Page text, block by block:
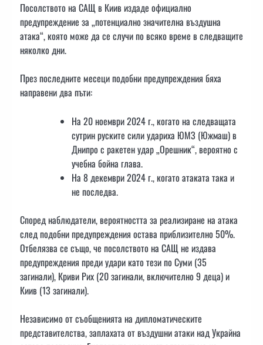
Посолството на САЩ в Киив издаде официално
предупреждение за „потенциално значителна въздушна
атака“, която може да се случи по всяко време в следващите
няколко дни.
През последните месеци подобни предупреждения бяха
направени два пъти:
На 20 ноември 2024 г., когато на следващата
сутрин руските сили удариха ЮМЗ (Южмаш) в
Днипро с ракетен удар „Орешник“, вероятно с
учебна бойна глава.
На 8 декември 2024 г., когато атаката така и
не последва.
Според наблюдатели, вероятността за реализиране на атака
след подобни предупреждения остава приблизително 50%.
Отбелязва се също, че посолството на САЩ не издава
предупреждения преди удари като тези по Суми (35
загинали), Криви Рих (20 загинали, включително 9 деца) и
Киив (13 загинали).
Независимо от съобщенията на дипломатическите
представителства, заплахата от въздушни атаки над Украйна